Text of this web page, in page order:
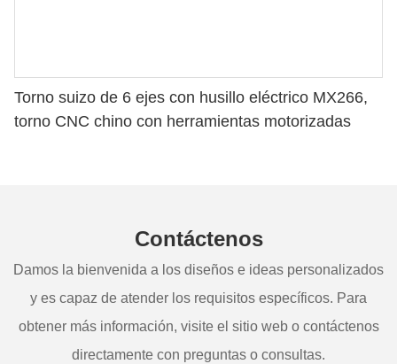
Torno suizo de 6 ejes con husillo eléctrico MX266,
torno CNC chino con herramientas motorizadas
Contáctenos
Damos la bienvenida a los diseños e ideas personalizados
y es capaz de atender los requisitos específicos. Para
obtener más información, visite el sitio web o contáctenos
directamente con preguntas o consultas.